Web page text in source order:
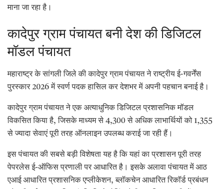
माना जा रहा है।
कादेपुर ग्राम पंचायत बनी देश की डिजिटल
मॉडल पंचायत
महाराष्ट्र के सांगली जिले की कादेपुर ग्राम पंचायत ने राष्ट्रीय ई-गवर्नेंस
पुरस्कार 2026 में स्वर्ण पदक हासिल कर देशभर में अपनी पहचान बनाई है।
कादेपुर ग्राम पंचायत ने एक अत्याधुनिक डिजिटल प्रशासनिक मॉडल
विकसित किया है, जिसके माध्यम से 4,300 से अधिक लाभार्थियों को 1,355
से ज्यादा सेवाएं पूरी तरह ऑनलाइन उपलब्ध कराई जा रही हैं।
इस पंचायत की सबसे बड़ी विशेषता यह है कि यहां का प्रशासन पूरी तरह
पेपरलेस ई-ऑफिस प्रणाली पर आधारित है। इसके अलावा पंचायत में आठ
एआई आधारित प्रशासनिक एप्लीकेशन, ब्लॉकचेन आधारित रिकॉर्ड प्रबंधन